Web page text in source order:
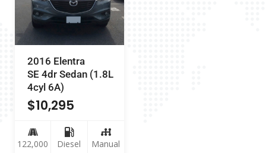
2016 Elentra
SE 4dr Sedan (1.8L
4cyl 6A)
$10,295
122,000 Diesel Manual